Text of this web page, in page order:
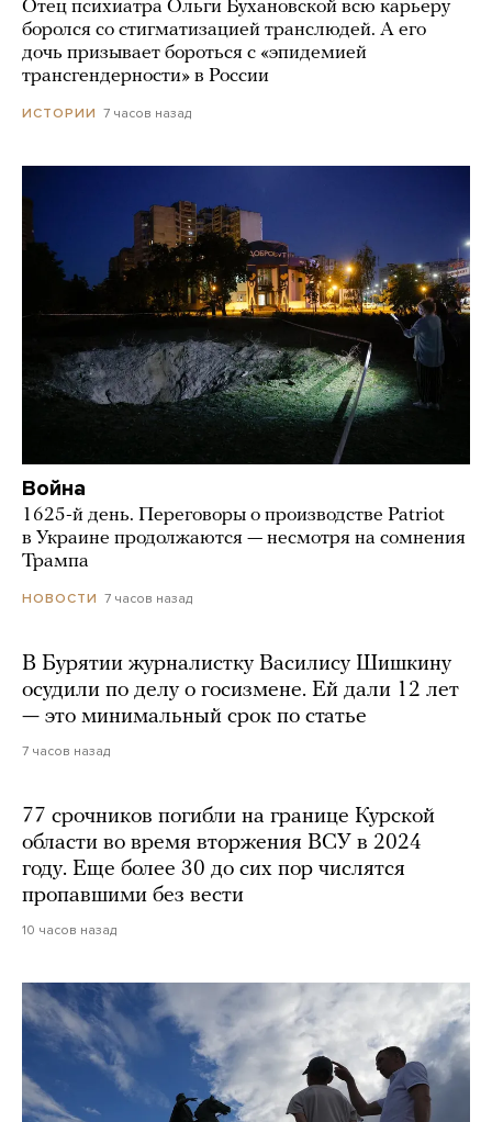
Отец психиатра Ольги Бухановской всю карьеру
боролся со стигматизацией транслюдей. А его
дочь призывает бороться с «эпидемией
трансгендерности» в России
ИСТОРИИ 7 часов назад
Война
1625-й день. Переговоры о производстве Patriot
в Украине продолжаются — несмотря на сомнения
Трампа
НОВОСТИ 7 часов назад
В Бурятии журналистку Василису Шишкину
осудили по делу о госизмене. Ей дали 12 лет
— это минимальный срок по статье
7 часов назад
77 срочников погибли на границе Курской
области во время вторжения ВСУ в 2024
году. Еще более 30 до сих пор числятся
пропавшими без вести
10 часов назад